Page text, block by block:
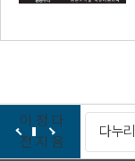
이
전
정
지
다
음
다누리